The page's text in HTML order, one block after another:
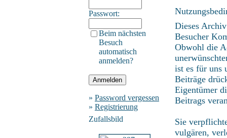
Passwort:
Beim nächsten
Besuch
automatisch
anmelden?
» Password vergessen
» Registrierung
Zufallsbild
Dieses
Besucher
Obwohl die
ist es für uns
Beiträge
Eigentümer
Beitrags
Sie
vulgären,